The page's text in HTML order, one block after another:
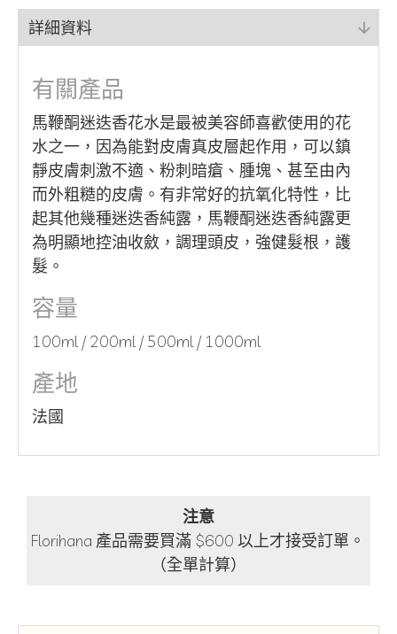
注意
Florihana 產品需要買滿 $600 以上才接受訂單。
（全單計算）
詳細資料
有關產品
馬鞭酮迷迭香花水是最被美容師喜歡使用的花
水之一，因為能對皮膚真皮層起作用，可以鎮
靜皮膚刺激不適、粉刺暗瘡、腫塊、甚至由內
而外粗糙的皮膚。有非常好的抗氧化特性，比
起其他幾種迷迭香純露，馬鞭酮迷迭香純露更
為明顯地控油收斂，調理頭皮，強健髮根，護
髮。
容量
100ml / 200ml / 500ml / 1000ml
產地
法國